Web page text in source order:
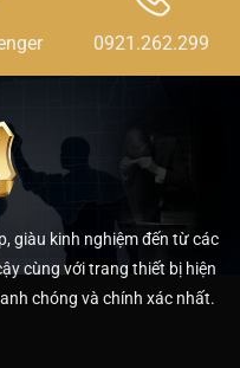
0921.262.299
giàu kinh nghiệm đến từ các
cùng với trang thiết bị hiện
chóng và chính xác nhất.